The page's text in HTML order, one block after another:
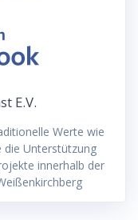
E.V.
Werte wie
die Unterstützung
innerhalb der